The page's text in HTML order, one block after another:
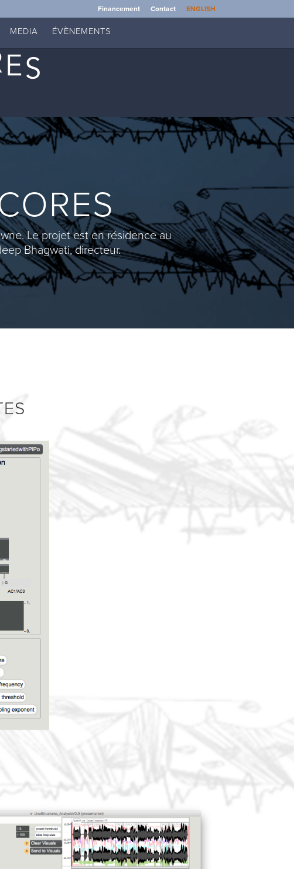
Financement Contact ENGLISH
MEDIA ÉVÈNEMENTS
Le projet est en résidence au
Bhagwati, directeur.